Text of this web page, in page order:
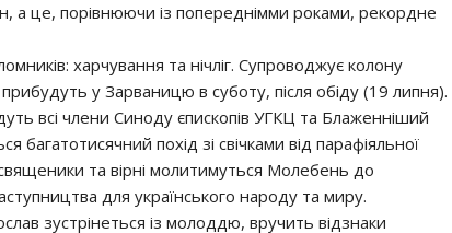
а це, порівнюючи із попереднімми роками, рекордне
харчування та нічліг. Супроводжує колону
у Зарваницю в суботу, після обіду (19 липня).
всі члени Синоду єпископів УГКЦ та Блаженніший
похід зі свічками від парафіяльної
та вірні молитимуться Молебень до
для українського народу та миру.
зустрінеться із молоддю, вручить відзнаки